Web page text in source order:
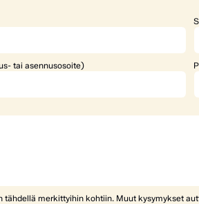
tai asennusosoite)
tähdellä merkittyihin kohtiin. Muut kysymykset